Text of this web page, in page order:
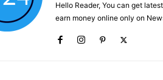
Hello Reader, You can get
earn money online only on